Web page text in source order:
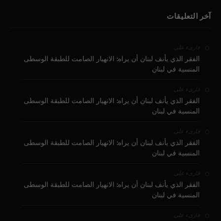
آخر التعليقات
قارىء على
الفقر الذي يأنف لبنان أن يراه: الانهيار الصامت للطبقة الوسطى
المنسية في لبنان
قارىء على
الفقر الذي يأنف لبنان أن يراه: الانهيار الصامت للطبقة الوسطى
المنسية في لبنان
قارىء على
الفقر الذي يأنف لبنان أن يراه: الانهيار الصامت للطبقة الوسطى
المنسية في لبنان
قارىء على
الفقر الذي يأنف لبنان أن يراه: الانهيار الصامت للطبقة الوسطى
المنسية في لبنان
قارىء على